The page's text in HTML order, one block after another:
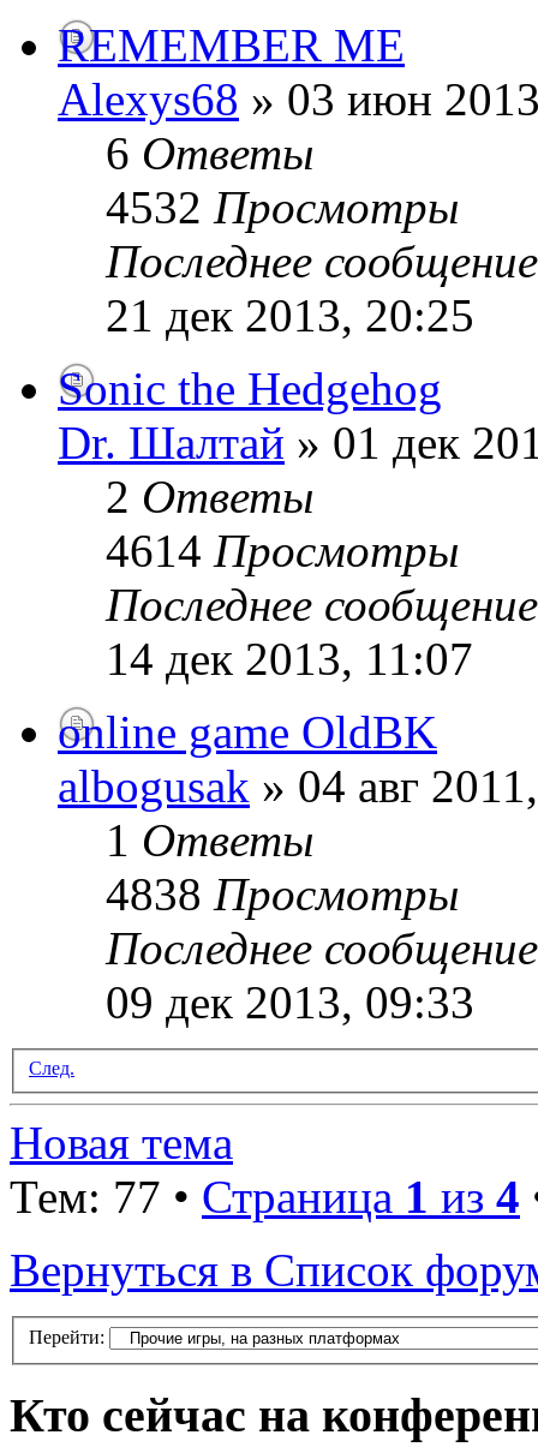
REMEMBER ME
Alexys68 » 03 июн
6 Ответы
4532 Просмотры
Последнее
21 дек 2013, 20:25
Sonic the Hedgehog
Dr. Шалтай » 01 дек
2 Ответы
4614 Просмотры
Последнее
14 дек 2013, 11:07
online game OldBK
albogusak » 04 авг
1 Ответы
4838 Просмотры
Последнее
09 дек 2013, 09:33
След.
Новая тема
Тем: 77 • Страница 1 из 4
Вернуться в Список
Перейти:
Кто сейчас на